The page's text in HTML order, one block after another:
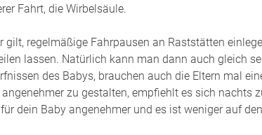
Fahrt, die Wirbelsäule.
gilt, regelmäßige Fahrpausen an Raststätten
lassen. Natürlich kann man dann auch gleich
des Babys, brauchen auch die Eltern mal
zu gestalten, empfiehlt es sich nachts
dein Baby angenehmer und es ist weniger auf